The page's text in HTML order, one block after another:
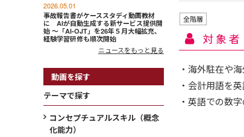
全階層
対象者
・海外駐在や
・会計用語を
・英語での数
2026.05.01
事故報告書がケーススタディ動画教材
に AIが自動生成する新サービス提供開
始 ～「AI-OJT」を26年５月大幅拡充、
経験学習研修も順次開始
ニュースをもっと見る
動画を探す
テーマで探す
コンセプチュアルスキル（概念
化能力）